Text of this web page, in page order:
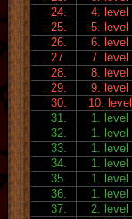
24.
4. level
25.
5. level
26.
6. level
27.
7. level
28.
8. level
29.
9. level
30.
10. level
31.
1. level
32.
1. level
33.
1. level
34.
1. level
35.
1. level
36.
1. level
37.
2. level